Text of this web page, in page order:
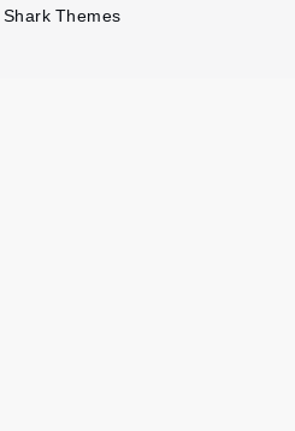
Shark Themes